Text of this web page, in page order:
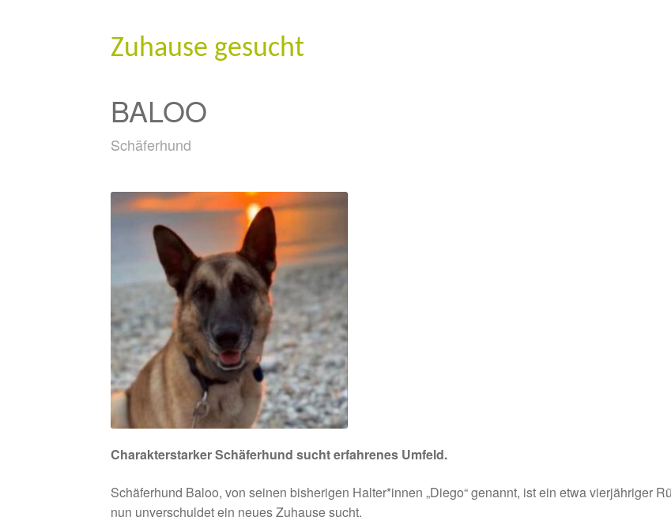
Zuhause gesucht
BALOO
Schäferhund
Charakterstarker Schäferhund sucht erfahrenes Umfeld.
Schäferhund Baloo, von seinen bisherigen Halter*innen „Diego“ genannt, ist ein etwa vierjähriger
nun unverschuldet ein neues Zuhause sucht.